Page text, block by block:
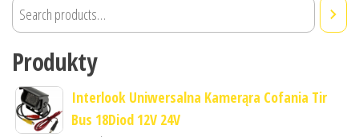
Produkty
Interlook Uniwersalna Kamerąra Cofania Tir
Bus 18Diod 12V 24V